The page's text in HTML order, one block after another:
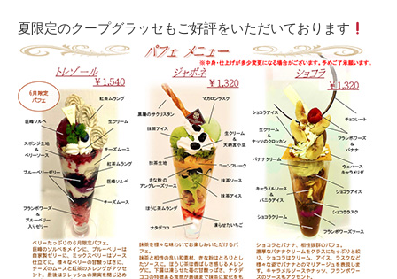
夏限定のクープグラッセもご好評をいただいております